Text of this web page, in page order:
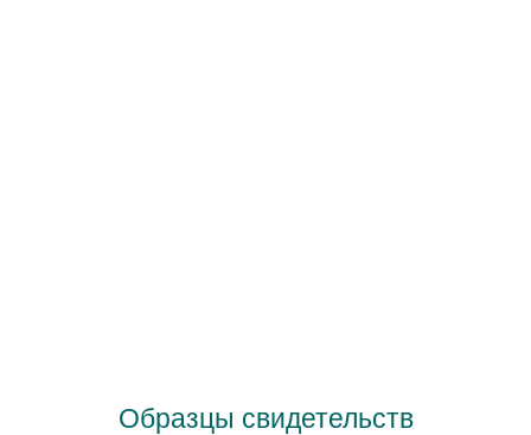
Образцы свидетельств